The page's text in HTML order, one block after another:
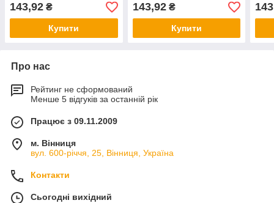
143,92 ₴
Купити
143,92₴
Купити
Про нас
Рейтинг не сформований
Менше 5 відгуків за останній рік
Працює з 09.11.2009
м. Вінниця
вул. 600-річчя, 25, Вінниця, Україна
Контакти
Сьогодні вихідний